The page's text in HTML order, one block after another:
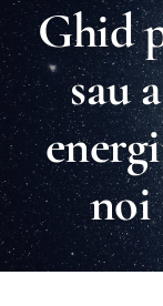
Ghid
sau
noi